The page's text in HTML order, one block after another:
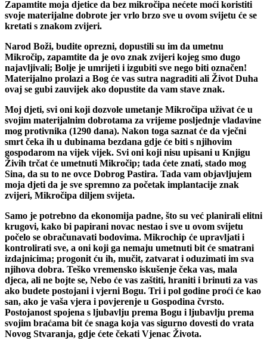
Zapamtite moja djetice da bez mikročipa nećete moći koristiti
svoje materijalne dobrote jer vrlo brzo sve u ovom svijetu će se
kretati s znakom zvijeri.
Narod Boži, budite oprezni, dopustili su im da umetnu
Mikročip, zapamtite da je ovo znak zvijeri kojeg smo dugo
najavljivali; Bolje je umrijeti i izgubiti sve nego biti označen!
Materijalno prolazi a Bog će vas sutra nagraditi ali Život Duha
ovaj se gubi zauvijek ako dopustite da vam stave znak.
Moj djeti, svi oni koji dozvole umetanje Mikročipa uživat će u
svojim materijalnim dobrotama za vrijeme posljednje vladavine
mog protivnika (1290 dana). Nakon toga saznat će da vječni
smrt čeka ih u dubinama bezdana gdje će biti s njihovim
gospodarom na vijek vijek. Svi oni koji nisu upisani u Knjigu
Živih trčat će umetnuti Mikročip; tada ćete znati, stado mog
Sina, da su to ne ovce Dobrog Pastira. Tada vam objavljujem
moja djeti da je sve spremno za početak implantacije znak
zvijeri, Mikročipa diljem svijeta.
Samo je potrebno da ekonomija padne, što su već planirali elitni
krugovi, kako bi papirani novac nestao i sve u ovom svijetu
počelo se obračunavati bodovima. Mikrochip će upravljati i
kontrolirati sve, a oni koji ga nemaju umetnuti bit će smatrani
izdajnicima; progonit ću ih, mučit, zatvarat i oduzimati im sva
njihova dobra. Teško vremensko iskušenje čeka vas, mala
djeca, ali ne bojte se, Nebo će vas zaštiti, hraniti i brinuti za vas
ako budete postojani i vjerni Bogu. Tri i pol godine proći će kao
san, ako je vaša vjera i povjerenje u Gospodina čvrsto.
Postojanost spojena s ljubavlju prema Bogu i ljubavlju prema
svojim braćama bit će snaga koja vas sigurno dovesti do vrata
Novog Stvaranja, gdje ćete čekati Vjenac Života.